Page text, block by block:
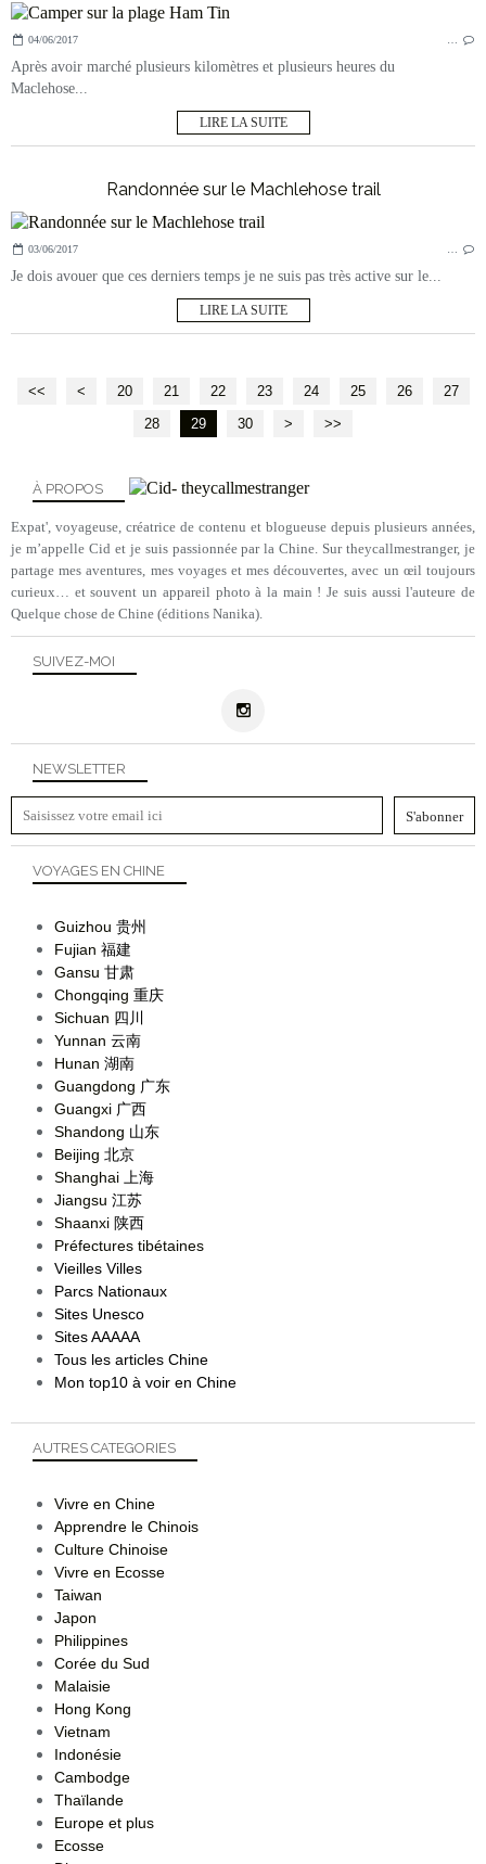
04/06/2017
Après avoir marché plusieurs kilomètres et plusieurs heures du
Maclehose...
LIRE LA SUITE
Randonnée sur le Machlehose trail
03/06/2017
Je dois avouer que ces derniers temps je ne suis pas très active sur le...
LIRE LA SUITE
<< < 10
20 21 22 23 24 25 26
27
28
29 30 40
50
> >>
NEWSLETTER
SUIVEZ-MOI
À PROPOS
Expat', voyageuse, créatrice de contenu et blogueuse depuis plusieurs années,
je m’appelle Cid et je suis passionnée par la Chine. Sur theycallmestranger, je
partage mes aventures, mes voyages et mes découvertes, avec un œil toujours
curieux… et souvent un appareil photo à la main ! Je suis aussi l'auteure de
Quelque chose de Chine (éditions Nanika).
VOYAGES EN CHINE
Guizhou 贵州
Fujian 福建
Gansu 甘肃
Chongqing 重庆
Sichuan 四川
Yunnan 云南
Hunan 湖南
Guangdong 广东
Guangxi 广西
Shandong 山东
Beijing 北京
Shanghai 上海
Jiangsu 江苏
Shaanxi 陕西
Préfectures tibétaines
Vieilles Villes
Parcs Nationaux
Sites Unesco
Sites AAAAA
Tous les articles Chine
Mon top10 à voir en Chine
AUTRES CATEGORIES
Vivre en Chine
Apprendre le Chinois
Culture Chinoise
Vivre en Ecosse
Taiwan
Japon
Philippines
Corée du Sud
Malaisie
Hong Kong
Vietnam
Indonésie
Cambodge
Thaïlande
Europe et plus
Ecosse